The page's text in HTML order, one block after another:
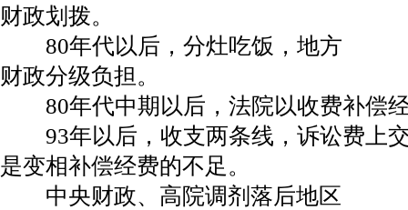
财政划拨。
80年代以后，分灶吃饭，地方
财政分级负担。
80年代中期以后，法院以收费补偿
93年以后，收支两条线，诉讼费上
是变相补偿经费的不足。
中央财政、高院调剂落后地区